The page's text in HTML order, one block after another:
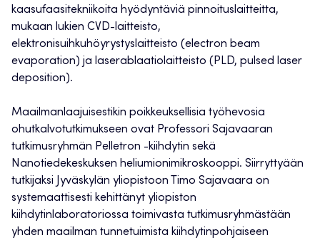
kaasufaasitekniikoita hyödyntäviä pinnoituslaitteitta,
mukaan lukien CVD-laitteisto,
elektronisuihkuhöyrystyslaitteisto (electron beam
evaporation) ja laserablaatiolaitteisto (PLD, pulsed laser
deposition).
Maailmanlaajuisestikin poikkeuksellisia työhevosia
ohutkalvotutkimukseen ovat Professori Sajavaaran
tutkimusryhmän Pelletron -kiihdytin sekä
Nanotiedekeskuksen heliumionimikroskooppi. Siirryttyään
tutkijaksi Jyväskylän yliopistoon Timo Sajavaara on
systemaattisesti kehittänyt yliopiston
kiihdytinlaboratoriossa toimivasta tutkimusryhmästään
yhden maailman tunnetuimista kiihdytinpohjaiseen